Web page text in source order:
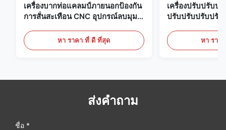
เครื่องบากท่อแคลมป์ภายนอกป้องกัน
การสั่นสะเทือน CNC อุปกรณ์ลบมุม
หา ราคา ที่ ดี ที่สุด
เครื่องปรับปรับป
ปรับปรับปรับปรับ
หา ราค
ส่งคำถาม
ชื่อ *